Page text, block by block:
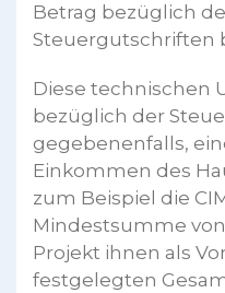
Betrag bezüglich
Steuergutschriften
Diese technischen
bezüglich der
gegebenenfalls,
Einkommen des
zum Beispiel die
Mindestsumme
Projekt ihnen als
festgelegten